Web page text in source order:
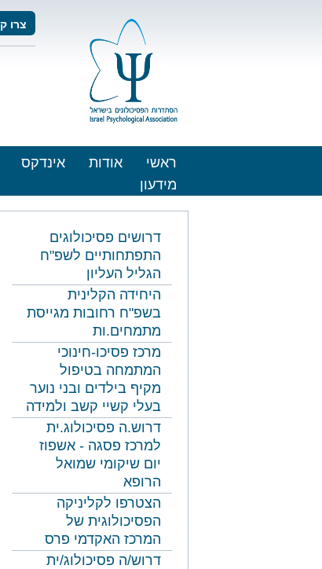
צרו
ראשי אודות אינדקס
מידעון
דרושים פסיכולוגים
התפתחותיים לשפ"ח
הגליל העליון
היחידה הקלינית
בשפ"ח רחובות מגייסת
מתמחים.ות
מרכז פסיכו-חינוכי
המתמחה בטיפול
מקיף בילדים ובני נוער
בעלי קשיי קשב ולמידה
דרוש.ה פסיכולוג.ית
למרכז פסגה - אשפוז
יום שיקומי שמואל
הרופא
הצטרפו לקליניקה
הפסיכולוגית של
המרכז האקדמי פרס
דרוש/ה פסיכולוג/ית